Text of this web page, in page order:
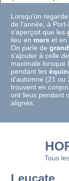
Lorsqu'on
de l'année, à
s'aperçoit que les
lieu en mars et en
On parle de
s'ajouter à celle
maximale lorsque
pendant les
d'automne (21 ou
trouvent en
ont lieux pendant
alignés.
Tous
Leucate